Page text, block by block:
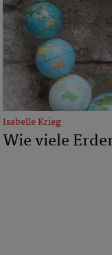
Isabelle Krieg
Wie viele